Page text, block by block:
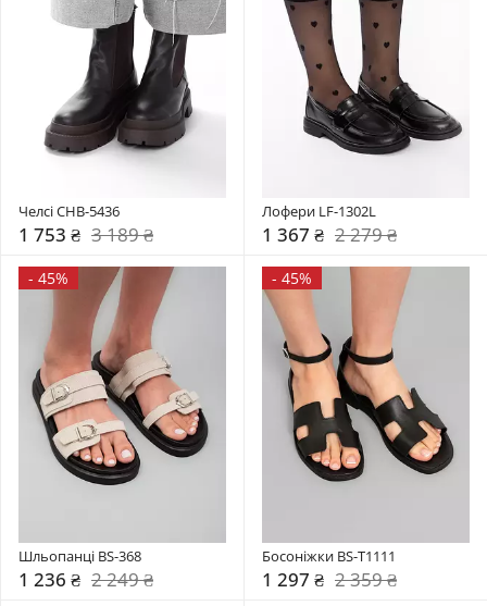
Челсі CHB-5436
1 753 ₴ 3 189 ₴
Лофери LF-1302L
1 367 ₴ 2 279 ₴
- 45%
Шльопанці BS-368
1 236 ₴ 2 249 ₴
- 45%
Босоніжки BS-T1111
1 297 ₴ 2 359 ₴